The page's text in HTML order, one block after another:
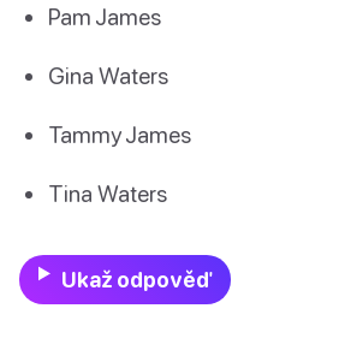
Pam James
Gina Waters
Tammy James
Tina Waters
Ukaž odpověď